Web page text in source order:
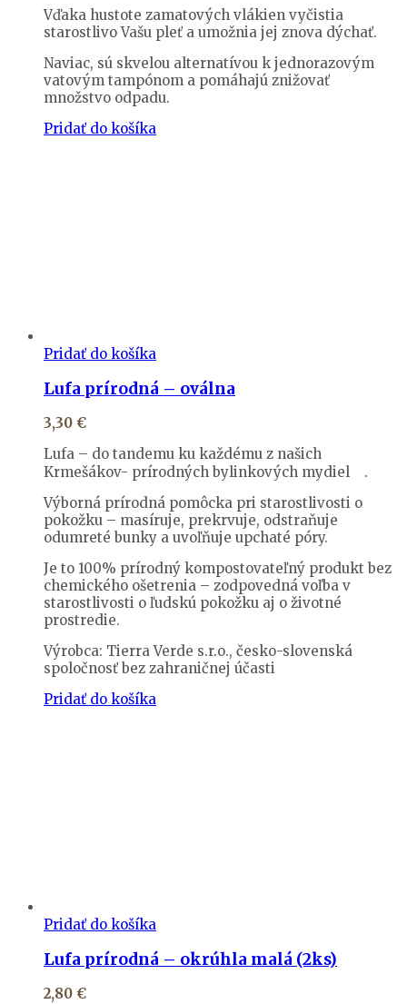
Vďaka hustote zamatových vlákien vyčistia
starostlivo Vašu pleť a umožnia jej znova dýchať.
Naviac, sú skvelou alternatívou k jednorazovým
vatovým tampónom a pomáhajú znižovať
množstvo odpadu.
Pridať do košíka
Pridať do košíka
Lufa prírodná – oválna
3,30 €
Lufa – do tandemu ku každému z našich
Krmešákov- prírodných bylinkových mydiel
.
Výborná prírodná pomôcka pri starostlivosti o
pokožku – masíruje, prekrvuje, odstraňuje
odumreté bunky a uvoľňuje upchaté póry.
Je to 100% prírodný kompostovateľný produkt bez
chemického ošetrenia – zodpovedná voľba v
starostlivosti o ľudskú pokožku aj o životné
prostredie.
Výrobca: Tierra Verde s.r.o., česko-slovenská
spoločnosť bez zahraničnej účasti
Pridať do košíka
Pridať do košíka
Lufa prírodná – okrúhla malá (2ks)
2,80 €